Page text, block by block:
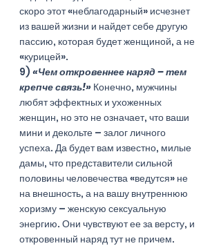
скоро этот «неблагодарный» исчезнет
из вашей жизни и найдет себе другую
пассию, которая будет женщиной, а не
«курицей».
9) «Чем откровеннее наряд – тем
крепче связь!» Конечно, мужчины
любят эффектных и ухоженных
женщин, но это не означает, что ваши
мини и декольте – залог личного
успеха. Да будет вам известно, милые
дамы, что представители сильной
половины человечества «ведутся» не
на внешность, а на вашу внутреннюю
хоризму – женскую сексуальную
энергию. Они чувствуют ее за версту, и
откровенный наряд тут не причем.